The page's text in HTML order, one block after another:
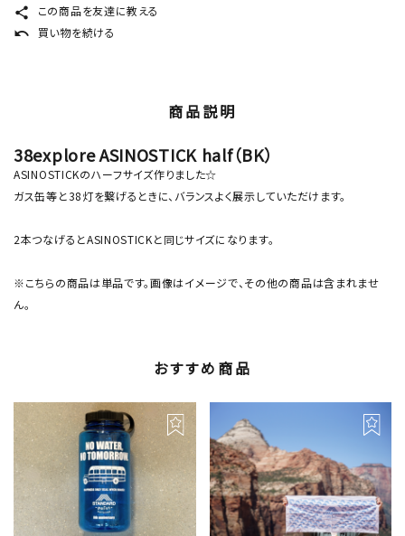
share この商品を友達に教える
undo 買い物を続ける
商品説明
38explore ASINOSTICK half（BK）
ASINOSTICKのハーフサイズ作りました☆
ガス缶等と38灯を繋げるときに、バランスよく展示していただけます。
2本つなげるとASINOSTICKと同じサイズになります。
※こちらの商品は単品です。画像はイメージで、その他の商品は含まれませ
ん。
おすすめ商品